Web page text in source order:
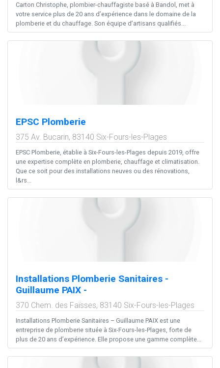
Carton Christophe, plombier-chauffagiste basé à Bandol, met à
votre service plus de 20 ans d’expérience dans le domaine de la
plomberie et du chauffage. Son équipe d’artisans qualifiés...
EPSC Plomberie
375 Av. Bucarin, 83140 Six-Fours-les-Plages
EPSC Plomberie, établie à Six-Fours-les-Plages depuis 2019, offre
une expertise complète en plomberie, chauffage et climatisation.
Que ce soit pour des installations neuves ou des rénovations,
l&rs...
Installations Plomberie Sanitaires -
Guillaume PAIX -
370 Chem. des Faïsses, 83140 Six-Fours-les-Plages
Installations Plomberie Sanitaires – Guillaume PAIX est une
entreprise de plomberie située à Six-Fours-les-Plages, forte de
plus de 20 ans d’expérience. Elle propose une gamme complète...